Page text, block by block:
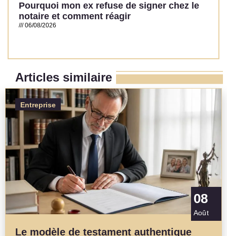
Pourquoi mon ex refuse de signer chez le
notaire et comment réagir
06/08/2026
Articles similaire
Entreprise
08
Août
Le modèle de testament authentique